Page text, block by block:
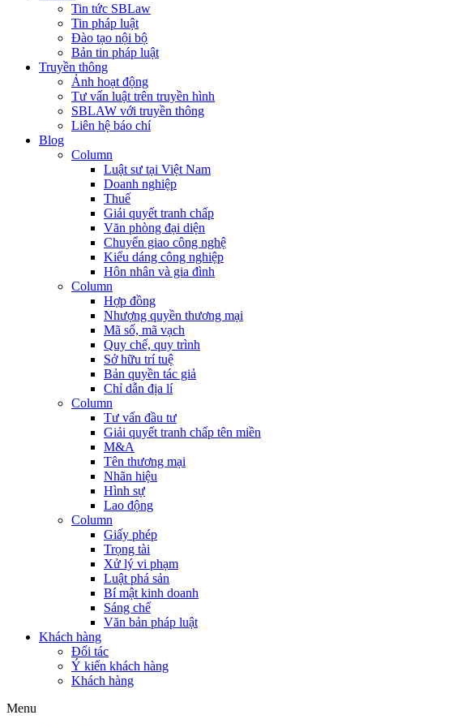
Tin tức SBLaw
Tin pháp luật
Đào tạo nội bộ
Bản tin pháp luật
Truyền thông
Ảnh hoạt động
Tư vấn luật trên truyền hình
SBLAW với truyền thông
Liên hệ báo chí
Blog
Column
Luật sư tại Việt Nam
Doanh nghiệp
Thuế
Giải quyết tranh chấp
Văn phòng đại diện
Chuyển giao công nghệ
Kiểu dáng công nghiệp
Hôn nhân và gia đình
Column
Hợp đồng
Nhượng quyền thương mại
Mã số, mã vạch
Quy chế, quy trình
Sở hữu trí tuệ
Bản quyền tác giả
Chỉ dẫn địa lí
Column
Tư vấn đầu tư
Giải quyết tranh chấp tên miền
M&A
Tên thương mại
Nhãn hiệu
Hình sự
Lao động
Column
Giấy phép
Trọng tài
Xử lý vi phạm
Luật phá sản
Bí mật kinh doanh
Sáng chế
Văn bản pháp luật
Khách hàng
Đối tác
Ý kiến khách hàng
Khách hàng
Menu